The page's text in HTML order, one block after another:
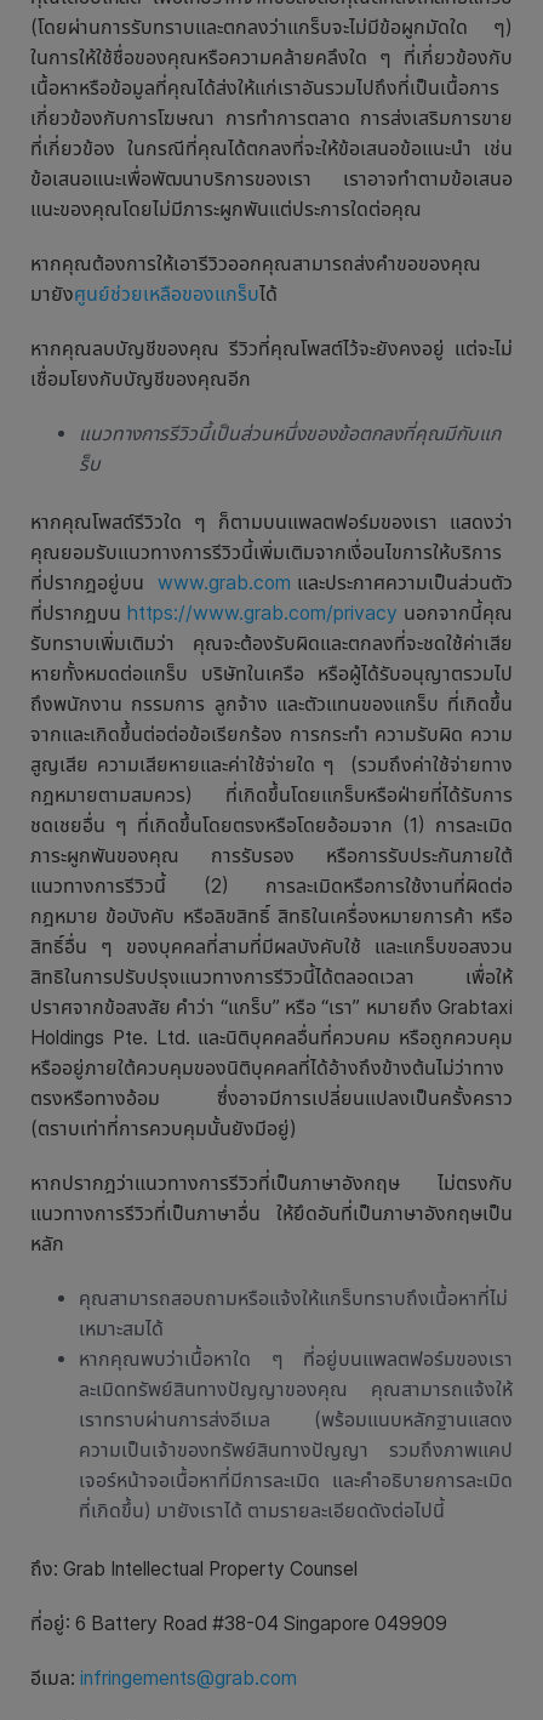
(โดยผ่านการรับทราบและตกลงว่าแกร็บจะไม่มีข้อผูกมัดใด ๆ)
ในการให้ใช้ชื่อของคุณหรือความคล้ายคลึงใด ๆ ที่เกี่ยวข้องกับ
เนื้อหาหรือข้อมูลที่คุณได้ส่งให้แก่เราอันรวมไปถึงที่เป็นเนื้อการ
เกี่ยวข้องกับการโฆษณา การทำการตลาด การส่งเสริมการขาย
ที่เกี่ยวข้อง ในกรณีที่คุณได้ตกลงที่จะให้ข้อเสนอข้อแนะนำ เช่น
ข้อเสนอแนะเพื่อพัฒนาบริการของเรา เราอาจทำตามข้อเสนอ
แนะของคุณโดยไม่มีภาระผูกพันแต่ประการใดต่อคุณ
หากคุณต้องการให้เอารีวิวออกคุณสามารถส่งคำขอของคุณ
มายังศูนย์ช่วยเหลือของแกร็บได้
หากคุณลบบัญชีของคุณ รีวิวที่คุณโพสต์ไว้จะยังคงอยู่ แต่จะไม่
เชื่อมโยงกับบัญชีของคุณอีก
แนวทางการรีวิวนี้เป็นส่วนหนึ่งของข้อตกลงที่คุณมีกับแก
ร็บ
หากคุณโพสต์รีวิวใด ๆ ก็ตามบนแพลตฟอร์มของเรา แสดงว่า
คุณยอมรับแนวทางการรีวิวนี้เพิ่มเติมจากเงื่อนไขการให้บริการ
ที่ปรากฎอยู่บน www.grab.com และประกาศความเป็นส่วนตัว
ที่ปรากฎบน https://www.grab.com/privacy นอกจากนี้คุณ
รับทราบเพิ่มเติมว่า คุณจะต้องรับผิดและตกลงที่จะชดใช้ค่าเสีย
หายทั้งหมดต่อแกร็บ บริษัทในเครือ หรือผู้ได้รับอนุญาตรวมไป
ถึงพนักงาน กรรมการ ลูกจ้าง และตัวแทนของแกร็บ ที่เกิดขึ้น
จากและเกิดขึ้นต่อต่อข้อเรียกร้อง การกระทำ ความรับผิด ความ
สูญเสีย ความเสียหายและค่าใช้จ่ายใด ๆ (รวมถึงค่าใช้จ่ายทาง
กฎหมายตามสมควร) ที่เกิดขึ้นโดยแกร็บหรือฝ่ายที่ได้รับการ
ชดเชยอื่น ๆ ที่เกิดขึ้นโดยตรงหรือโดยอ้อมจาก (1) การละเมิด
ภาระผูกพันของคุณ การรับรอง หรือการรับประกันภายใต้
แนวทางการรีวิวนี้ (2) การละเมิดหรือการใช้งานที่ผิดต่อ
กฎหมาย ข้อบังคับ หรือลิขสิทธิ์ สิทธิในเครื่องหมายการค้า หรือ
สิทธิ์อื่น ๆ ของบุคคลที่สามที่มีผลบังคับใช้ และแกร็บขอสงวน
สิทธิในการปรับปรุงแนวทางการรีวิวนี้ได้ตลอดเวลา เพื่อให้
ปราศจากข้อสงสัย คำว่า “แกร็บ” หรือ “เรา” หมายถึง Grabtaxi
Holdings Pte. Ltd. และนิติบุคคลอื่นที่ควบคม หรือถูกควบคุม
หรืออยู่ภายใต้ควบคุมของนิติบุคคลที่ได้อ้างถึงข้างต้นไม่ว่าทาง
ตรงหรือทางอ้อม ซึ่งอาจมีการเปลี่ยนแปลงเป็นครั้งคราว
(ตราบเท่าที่การควบคุมนั้นยังมีอยู่)
หากปรากฎว่าแนวทางการรีวิวที่เป็นภาษาอังกฤษ ไม่ตรงกับ
แนวทางการรีวิวที่เป็นภาษาอื่น ให้ยึดอันที่เป็นภาษาอังกฤษเป็น
หลัก
คุณสามารถสอบถามหรือแจ้งให้แกร็บทราบถึงเนื้อหาที่ไม่
เหมาะสมได้
หากคุณพบว่าเนื้อหาใด ๆ ที่อยู่บนแพลตฟอร์มของเรา
ละเมิดทรัพย์สินทางปัญญาของคุณ คุณสามารถแจ้งให้
เราทราบผ่านการส่งอีเมล (พร้อมแนบหลักฐานแสดง
ความเป็นเจ้าของทรัพย์สินทางปัญญา รวมถึงภาพแคป
เจอร์หน้าจอเนื้อหาที่มีการละเมิด และคำอธิบายการละเมิด
ที่เกิดขึ้น) มายังเราได้ ตามรายละเอียดดังต่อไปนี้
ถึง: Grab Intellectual Property Counsel
ที่อยู่: 6 Battery Road #38-04 Singapore 049909
อีเมล: infringements@grab.com